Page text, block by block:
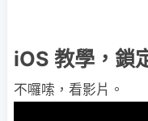
iOS 教學，鎖
不囉嗦，看影片。